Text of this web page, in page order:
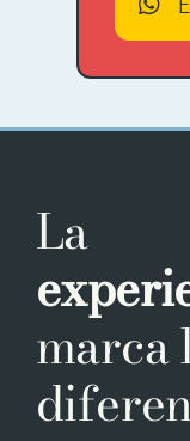
La
marca